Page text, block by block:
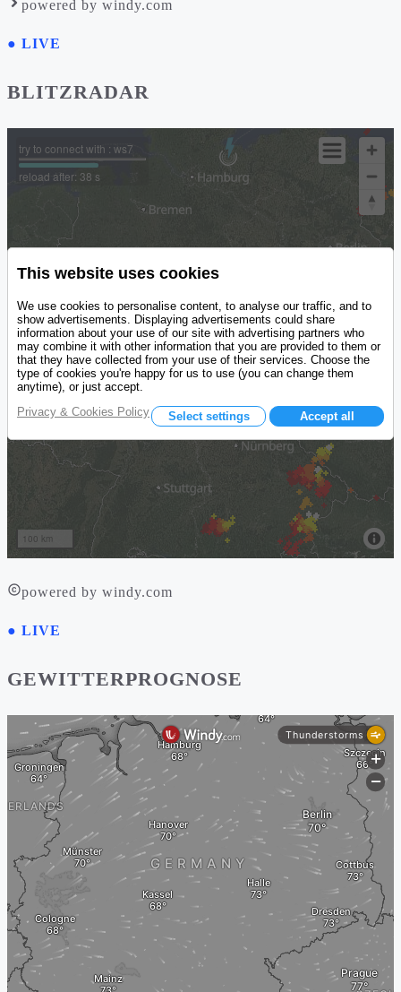
powered by windy.com
● LIVE
BLITZRADAR
powered by windy.com
● LIVE
GEWITTERPROGNOSE